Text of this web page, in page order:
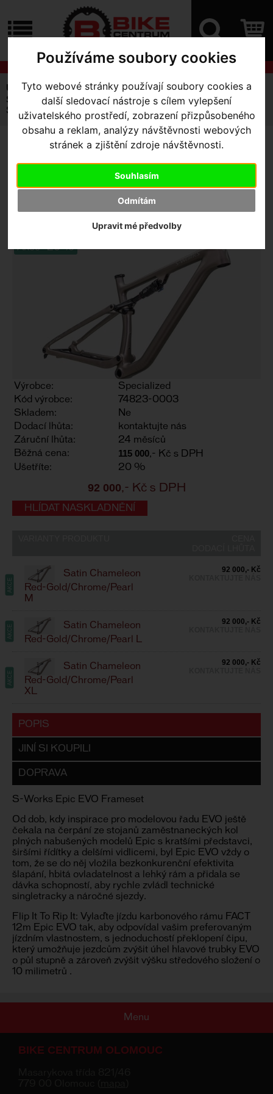
Používáme soubory cookies
Tyto webové stránky používají soubory cookies a
další sledovací nástroje s cílem vylepšení
uživatelského prostředí, zobrazení přizpůsobeného
obsahu a reklam, analýzy návštěvnosti webových
stránek a zjištění zdroje návštěvnosti.
Souhlasím
Odmítám
Upravit mé předvolby
NOVINKY
KONTAKT
NÁSO
REGISTRACE
Úvodní strana Kola Horská
Celoodpružená
Specialized Epic
Specialized S-Works Epic EVO rámová sada
SPECIALIZED S-WORKS
EPIC EVO RÁMOVÁ SADA
Satin Chameleon Red-
Gold/Chrome/Pearl M
Akce -20 %
Výrobce:
Specialized
Kód výrobce:
74823-0003
Skladem:
Ne
Dodací lhůta:
kontaktujte nás
Záruční lhůta:
24 měsíců
Běžná cena:
115 000,- Kč s DPH
Ušetříte:
20 %
92 000,- Kč s DPH
HLÍDAT NASKLADNĚNÍ
AKCE
Satin Chameleon
Red-Gold/Chrome/Pearl
M
92 000,- Kč
AKCE
Satin Chameleon
Red-Gold/Chrome/Pearl L
92 000,- Kč
AKCE
Satin Chameleon
Red-Gold/Chrome/Pearl
XL
92 000,- Kč
POPIS
JINÍ SI KOUPILI
DOPRAVA
S-Works Epic EVO Frameset
Od dob, kdy inspirace pro modelovou řadu EVO ještě
čekala na čerpání ze stojanů zaměstnaneckých kol
plných nabušených modelů Epic s kratšími představci,
širšími řídítky a delšími vidlicemi, byl Epic EVO vždy o
tom, že se do něj vložila bezkonkurenční efektivita
šlapání, hbitá ovladatelnost a lehký rám a přidala se
dávka schopností, aby rychle zvládl technické
singletracky a náročné sjezdy.
Flip It To Rip It: Vylaďte jízdu karbonového rámu FACT
12m Epic EVO tak, aby odpovídal vašim preferovaným
jízdním vlastnostem, s jednoduchostí překlopení čipu,
který umožňuje jezdcům zvýšit úhel hlavové trubky EVO
o půl stupně a zároveň zvýšit výšku středového složení o
10 milimetrů .
Menu
BIKE CENTRUM OLOMOUC